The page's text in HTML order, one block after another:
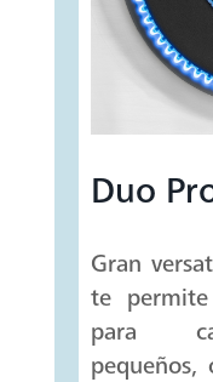
Duo
Gran
te
para
pequeños,